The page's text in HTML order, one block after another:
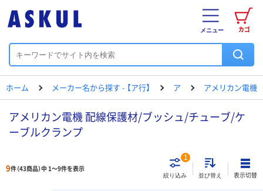
カゴ
メニュー
ホーム メーカー名から探す - 【ア行】 ア アメリカン電機
アメリカン電機 配線保護材/ブッシュ/チューブ/ケ
ーブルクランプ
9件（43商品）中 1～9件を表示
絞り込み
1
並び替え 表示切替